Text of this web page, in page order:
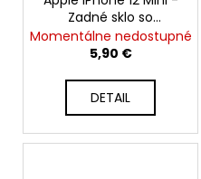
Zadné sklo so
zväčšeným otvorom
na kameru +
(Modrý / Blue)
Momentálne nedostupné
5,90 €
DETAIL